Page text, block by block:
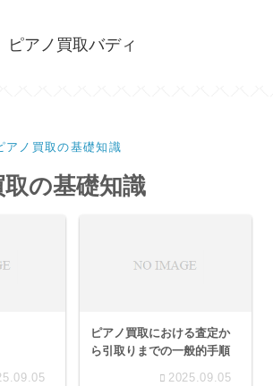
ピアノ買取バディ
アノ買取の基礎知識
の基礎知識
ピアノ買取における査定か
ら引取りまでの一般的手順
2025.09.05